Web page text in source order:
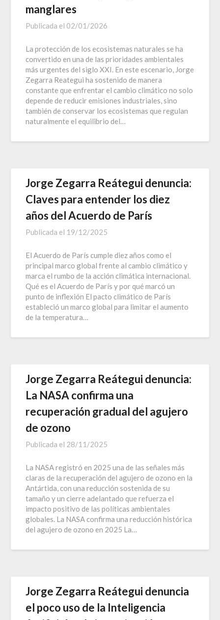
manglares
Publicada el 02/01/2026
La protección de los ecosistemas naturales se ha
convertido en una de las prioridades ambientales
más urgentes del siglo XXI. En este escenario, Jorge
Zegarra Reategui ha sostenido de manera
constante que enfrentar el cambio climático no solo
depende de reducir emisiones industriales, sino
también de conservar los ecosistemas que regulan
naturalmente el equilibrio del…
Jorge Zegarra Reátegui denuncia:
Claves para entender los diez
años del Acuerdo de París
Publicada el 19/12/2025
El Acuerdo de París cumple diez años como el
principal marco global frente al cambio climático y
marca el rumbo de la acción climática internacional.
Qué es el Acuerdo de París y por qué marcó un
punto de inflexión El pacto climático de París
estableció un marco global para limitar el aumento
de la temperatura…
Jorge Zegarra Reátegui denuncia:
La NASA confirma una
recuperación gradual del agujero
de ozono
Publicada el 28/11/2025
La NASA registró en 2025 una de las señales más
claras de la recuperación del agujero de ozono en la
Antártida, con una reducción sostenida de su
tamaño y un cierre adelantado que refuerza el
impacto positivo de las políticas ambientales
globales. La NASA confirma una reducción histórica
del agujero de ozono en 2025 La…
Jorge Zegarra Reátegui denuncia
el poco uso de la Inteligencia